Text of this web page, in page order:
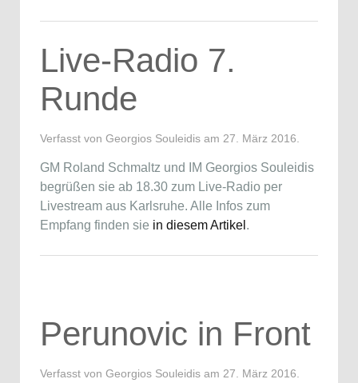
Live-Radio 7.
Runde
Verfasst von Georgios Souleidis am 27. März 2016
GM Roland Schmaltz und IM Georgios Souleidis
begrüßen sie ab 18.30 zum Live-Radio per
Livestream aus Karlsruhe. Alle Infos zum
Empfang finden sie in diesem Artikel .
Perunovic in Front
Verfasst von Georgios Souleidis am 27. März 2016